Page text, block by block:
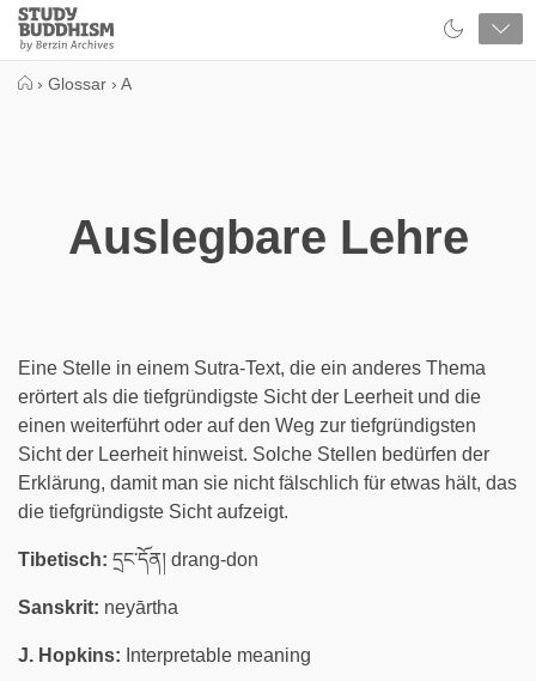
Close
Study
Buddhism
› Glossar › A
Auslegbare Lehre
Eine Stelle in einem Sutra-Text, die ein anderes Thema
erörtert als die tiefgründigste Sicht der Leerheit und die
einen weiterführt oder auf den Weg zur tiefgründigsten
Sicht der Leerheit hinweist. Solche Stellen bedürfen der
Erklärung, damit man sie nicht fälschlich für etwas hält, das
die tiefgründigste Sicht aufzeigt.
Tibetisch: དྲང་དོན། drang-don
Sanskrit: neyārtha
J. Hopkins: Interpretable meaning